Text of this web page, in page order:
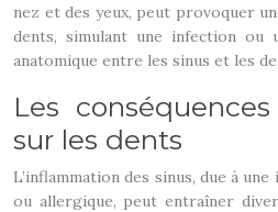
nez et des yeux, peut provoquer
dents, simulant une infection ou
anatomique entre les sinus et les
Les
sur les dents
L’inflammation des sinus, due à
ou allergique, peut entraîner